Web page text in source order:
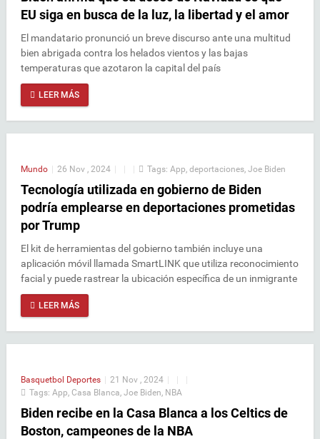
EU siga en busca de la luz, la libertad y el amor
El mandatario pronunció un breve discurso ante una multitud
bien abrigada contra los helados vientos y las bajas
temperaturas que azotaron la capital del país
LEER MÁS
Mundo | 26 Nov , 2024 | | | Tags: App deportaciones Joe Biden
Tecnología utilizada en gobierno de Biden
podría emplearse en deportaciones prometidas
por Trump
El kit de herramientas del gobierno también incluye una
aplicación móvil llamada SmartLINK que utiliza reconocimiento
facial y puede rastrear la ubicación específica de un inmigrante
LEER MÁS
Basquetbol Deportes | 21 Nov , 2024 | |
|
Tags: App Casa Blanca Joe Biden NBA
Biden recibe en la Casa Blanca a los Celtics de
Boston, campeones de la NBA